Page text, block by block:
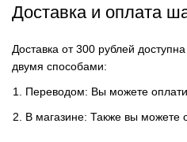
Доставка и оплата
Доставка от 300 рублей
двумя способами:
Переводом: Вы можете
В магазине: Также вы можете